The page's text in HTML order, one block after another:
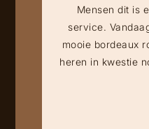
Mensen dit is
service.
mooie bordeaux
heren in kwestie